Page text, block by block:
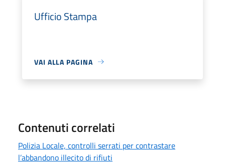
Ufficio Stampa
VAI ALLA PAGINA
Contenuti correlati
Polizia Locale, controlli serrati per contrastare
l’abbandono illecito di rifiuti